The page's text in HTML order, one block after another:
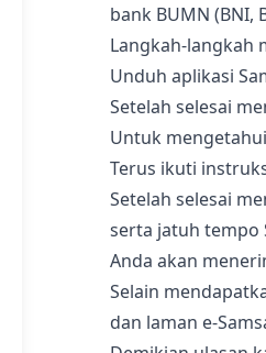
bank BUMN (BNI,
Langkah-langkah
Unduh aplikasi
Setelah selesai
Untuk
Terus ikuti
Setelah selesai
serta jatuh tempo
Anda akan
Selain
dan laman e-